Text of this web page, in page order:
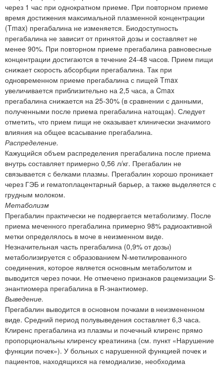
через 1 час при однократном приеме. При повторном приеме
время достижения максимальной плазменной концентрации
(Tmax) прегабалина не изменяется. Биодоступность
прегабалина не зависит от принятой дозы и составляет не
менее 90%. При повторном приеме прегабалина равновесные
концентрации достигаются в течение 24-48 часов. Прием пищи
снижает скорость абсорбции прегабалина. Так при
одновременном приеме прегабалина с пищей Tmax
увеличивается приблизительно на 2,5 часа, а Cmax
прегабалина снижается на 25-30% (в сравнении с данными,
полученными после приема прегабалина натощак). Следует
отметить, что прием пищи не оказывает клинически значимого
влияния на общее всасывание прегабалина.
Распределение.
Кажущийся объем распределения прегабалина после приема
внутрь составляет примерно 0,56 л/кг. Прегабалин не
связывается с белками плазмы. Прегабалин хорошо проникает
через ГЭБ и гематоплацентарный барьер, а также выделяется с
грудным молоком.
Метаболизм
Прегабалин практически не подвергается метаболизму. После
приема меченного прегабалина примерно 98% радиоактивной
метки определялось в моче в неизменном виде.
Незначительная часть прегабалина (0,9% от дозы)
метаболизируется с образованием N-метилированного
соединения, которое является основным метаболитом и
выводится через почки. Не отмечено признаков рацемизации S-
энантиомера прегабалина в R-энантиомер.
Выведение.
Прегабалин выводится в основном почками в неизмененном
виде. Средний период полувыведения составляет 6,3 часа.
Клиренс прегабалина из плазмы и почечный клиренс прямо
пропорциональны клиренсу креатинина (см. пункт «Нарушение
функции почек»). У больных с нарушенной функцией почек и
пациентов, находящихся на гемодиализе, необходима